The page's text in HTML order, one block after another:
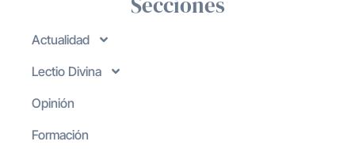
Actualidad
Lectio Divina
Opinión
Formación